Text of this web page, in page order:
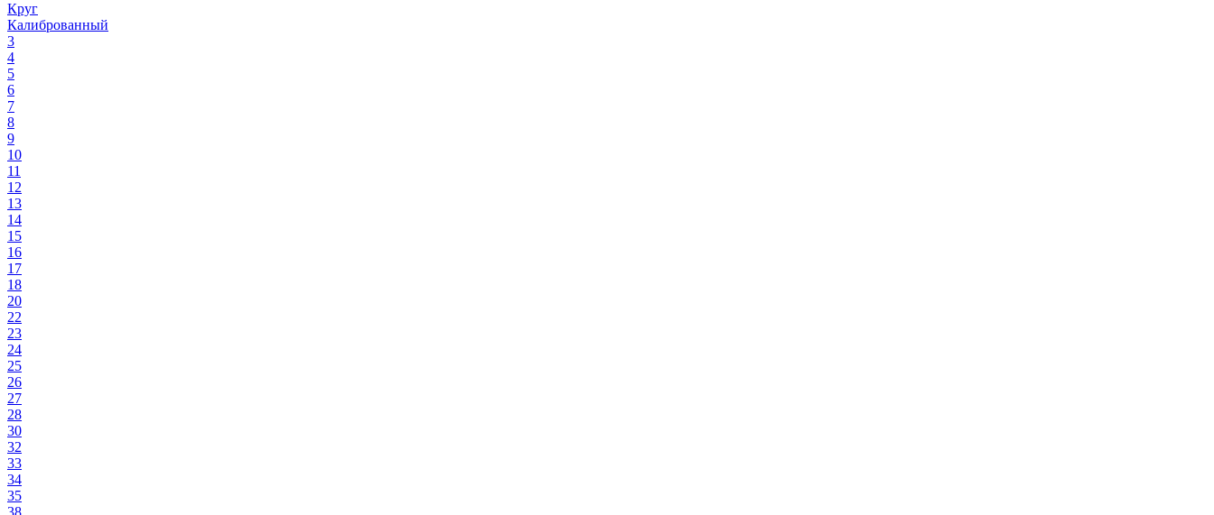
Круг
Калиброванный
3
4
5
6
7
8
9
10
11
12
13
14
15
16
17
18
20
22
23
24
25
26
27
28
30
32
33
34
35
38